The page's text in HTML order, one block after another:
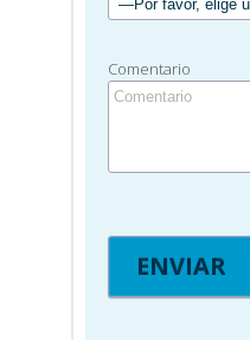
Comentario